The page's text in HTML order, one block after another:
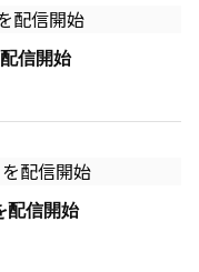
信開始
配信開始